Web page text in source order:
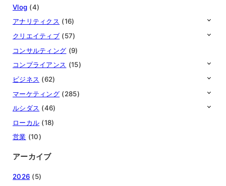
Vlog (4)
アナリティクス (16)
クリエイティブ (57)
コンサルティング (9)
コンプライアンス (15)
ビジネス (62)
マーケティング (285)
ルシダス (46)
ローカル (18)
営業 (10)
アーカイブ
2026 (5)